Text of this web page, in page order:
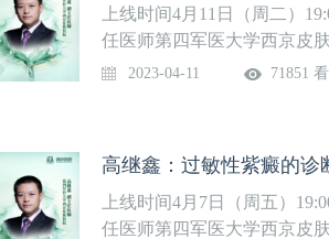
一等奖，学科还特别重视基
地培训了上千名专科医生。
科学基金重点和重大国际合
上线时间4月11日（周二）
任医师第四军医大学西京皮
西京皮肤医院，是国家重点
中医皮肤病、血管瘤等专业
一等奖，学科还特别重视基
地培训了上千名专科医生。
2023-04-11 71851
高继鑫：过敏性紫癜的诊
上线时间4月7日（周五）
任医师第四军医大学西京皮